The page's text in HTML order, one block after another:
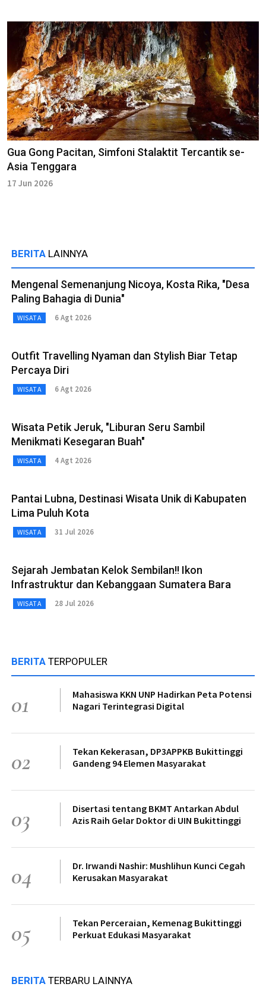
Gua Gong Pacitan, Simfoni Stalaktit Tercantik se-
Asia Tenggara
17 Jun 2026
BERITA LAINNYA
Mengenal Semenanjung Nicoya, Kosta Rika, "Desa
Paling Bahagia di Dunia"
WISATA 6 Agt 2026
Outfit Travelling Nyaman dan Stylish Biar Tetap
Percaya Diri
WISATA 6 Agt 2026
Wisata Petik Jeruk, "Liburan Seru Sambil
Menikmati Kesegaran Buah"
WISATA 4 Agt 2026
Pantai Lubna, Destinasi Wisata Unik di Kabupaten
Lima Puluh Kota
WISATA 31 Jul 2026
Sejarah Jembatan Kelok Sembilan!! Ikon
Infrastruktur dan Kebanggaan Sumatera Bara
WISATA 28 Jul 2026
BERITA TERPOPULER
01
Mahasiswa KKN UNP Hadirkan Peta Potensi
Nagari Terintegrasi Digital
02
Tekan Kekerasan, DP3APPKB Bukittinggi
Gandeng 94 Elemen Masyarakat
03
Disertasi tentang BKMT Antarkan Abdul
Azis Raih Gelar Doktor di UIN Bukittinggi
04
Dr. Irwandi Nashir: Mushlihun Kunci Cegah
Kerusakan Masyarakat
05
Tekan Perceraian, Kemenag Bukittinggi
Perkuat Edukasi Masyarakat
BERITA TERBARU LAINNYA